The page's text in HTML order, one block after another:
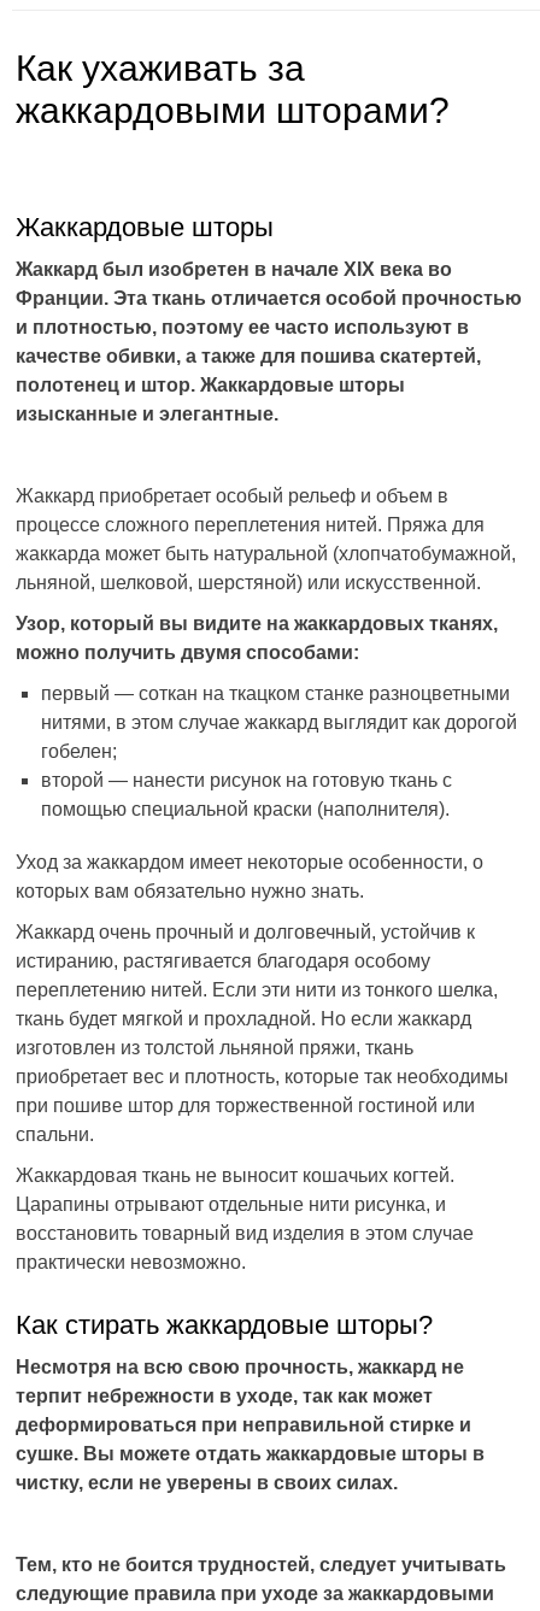
Как ухаживать за
жаккардовыми шторами?
Жаккардовые шторы
Жаккард был изобретен в начале XIX века во
Франции. Эта ткань отличается особой прочностью
и плотностью, поэтому ее часто используют в
качестве обивки, а также для пошива скатертей,
полотенец и штор. Жаккардовые шторы
изысканные и элегантные.
Жаккард приобретает особый рельеф и объем в
процессе сложного переплетения нитей. Пряжа для
жаккарда может быть натуральной (хлопчатобумажной,
льняной, шелковой, шерстяной) или искусственной.
Узор, который вы видите на жаккардовых тканях,
можно получить двумя способами:
первый — соткан на ткацком станке разноцветными
нитями, в этом случае жаккард выглядит как дорогой
гобелен;
второй — нанести рисунок на готовую ткань с
помощью специальной краски (наполнителя).
Уход за жаккардом имеет некоторые особенности, о
которых вам обязательно нужно знать.
Жаккард очень прочный и долговечный, устойчив к
истиранию, растягивается благодаря особому
переплетению нитей. Если эти нити из тонкого шелка,
ткань будет мягкой и прохладной. Но если жаккард
изготовлен из толстой льняной пряжи, ткань
приобретает вес и плотность, которые так необходимы
при пошиве штор для торжественной гостиной или
спальни.
Жаккардовая ткань не выносит кошачьих когтей.
Царапины отрывают отдельные нити рисунка, и
восстановить товарный вид изделия в этом случае
практически невозможно.
Как стирать жаккардовые шторы?
Несмотря на всю свою прочность, жаккард не
терпит небрежности в уходе, так как может
деформироваться при неправильной стирке и
сушке. Вы можете отдать жаккардовые шторы в
чистку, если не уверены в своих силах.
Тем, кто не боится трудностей, следует учитывать
следующие правила при уходе за жаккардовыми